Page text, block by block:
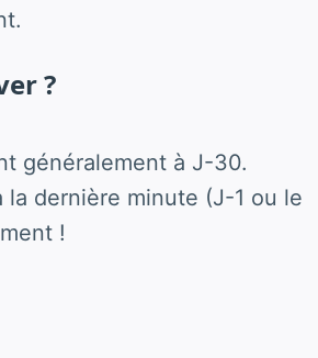
?
généralement à J-30.
dernière minute (J-1 ou le
!